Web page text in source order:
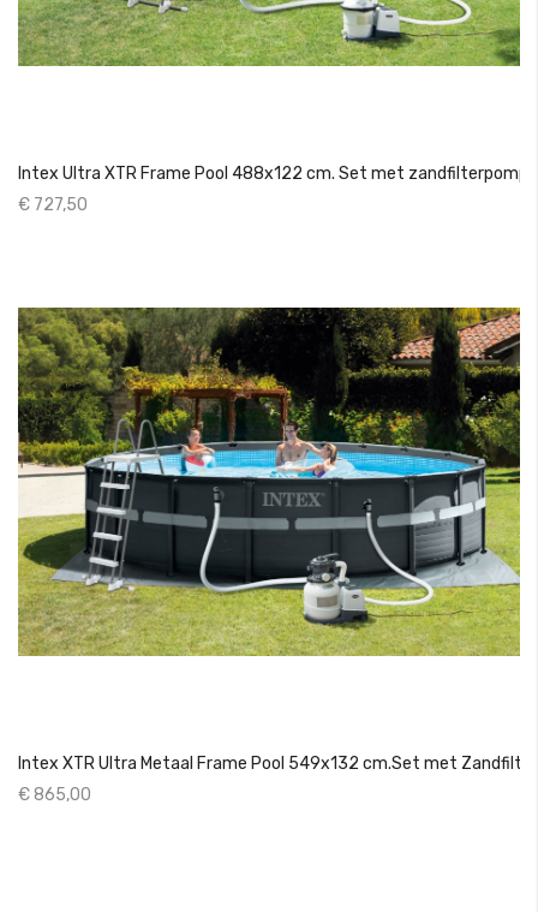
Intex Ultra XTR Frame Pool 488x122 cm. Set met zandfilterpomp
€ 727,50
Intex XTR Ultra Metaal Frame Pool 549x132 cm.Set met Zandfilter
€ 865,00